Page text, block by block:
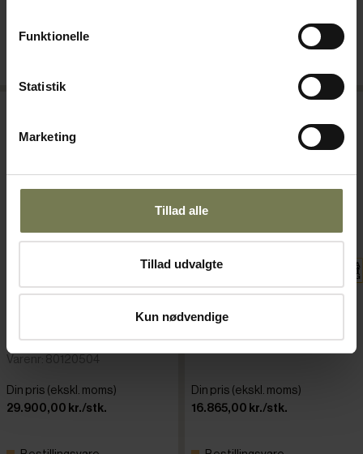
Funktionelle
Statistik
Marketing
Tillad alle
Tillad udvalgte
Kun nødvendige
Bestillingsvare
venstrehængt
Varenr: 80120504
Din pris (ekskl. moms)
29.900,00 kr./stk.
Varenr: 80810532
Din pris (ekskl. moms)
16.865,00 kr./stk.